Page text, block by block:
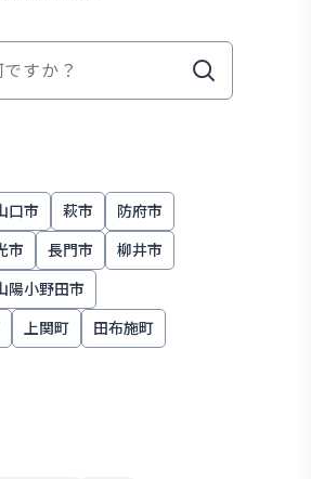
口市 萩市 防府市
市 長門市 柳井市
陽小野田市
上関町 田布施町